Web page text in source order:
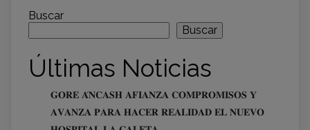
Buscar
Buscar
Últimas Noticias
𝐆𝐎𝐑𝐄 𝐀́𝐍𝐂𝐀𝐒𝐇 𝐀𝐅𝐈𝐀𝐍𝐙𝐀 𝐂𝐎𝐌𝐏𝐑𝐎𝐌𝐈𝐒𝐎𝐒 𝐘
𝐀𝐕𝐀𝐍𝐙𝐀 𝐏𝐀𝐑𝐀 𝐇𝐀𝐂𝐄𝐑 𝐑𝐄𝐀𝐋𝐈𝐃𝐀𝐃 𝐄𝐋 𝐍𝐔𝐄𝐕𝐎